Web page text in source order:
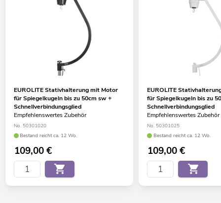
EUROLITE Stativhalterung mit Motor
für Spiegelkugeln bis zu 50cm sw +
Schnellverbindungsglied
Empfehlenswertes Zubehör
No. 50301020
Bestand reicht ca. 12 Wo.
109,00€
EUROLITE
für Spiegelkugeln bis zu
Schnellverbindungsglied
Empfehlenswertes Zubehör
No. 50301025
Bestand reicht ca. 12 Wo.
109,00€